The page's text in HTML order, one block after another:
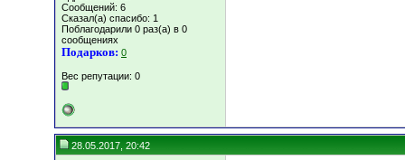
Сообщений: 6
Сказал(а) спасибо: 1
Поблагодарили 0 раз(а) в 0
сообщениях
Подарков: 0
Вес репутации: 0
28.05.2017, 20:42